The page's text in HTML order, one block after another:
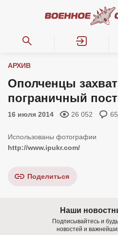
АРХИВ
Ополченцы
пограничный
16 июля 2014 26 052 65
http://www.ipukr.com/
Поделиться
Наши
Подписывайтесь и
новостей и